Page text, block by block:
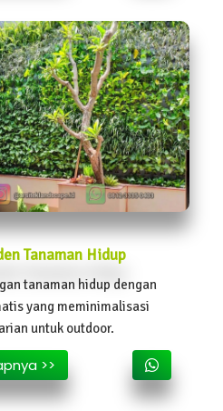
Tanaman Hidup
tanaman hidup dengan
yang meminimalisasi
untuk outdoor.
>>